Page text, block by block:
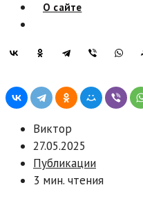
О сайте
Виктор
27.05.2025
Публикации
3 мин. чтения